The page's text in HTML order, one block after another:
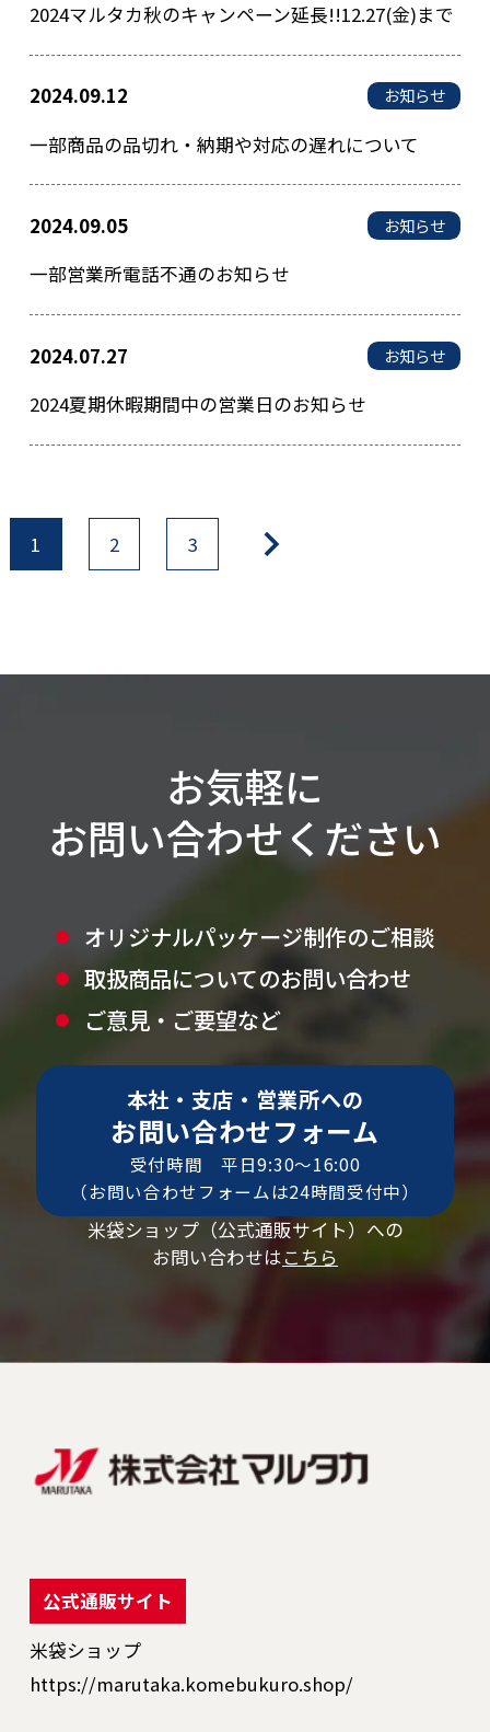
2024マルタカ秋のキャンペーン延長!!12.27(金)まで
2024.09.12 お知らせ
一部商品の品切れ・納期や対応の遅れについて
2024.09.05 お知らせ
一部営業所電話不通のお知らせ
2024.07.27 お知らせ
2024夏期休暇期間中の営業日のお知らせ
1 2 3
お気軽に
お問い合わせください
オリジナルパッケージ制作のご相談
取扱商品についてのお問い合わせ
ご意見・ご要望など
本社・支店・営業所への
お問い合わせフォーム
受付時間 平日9:30〜16:00
（お問い合わせフォームは24時間受付中）
米袋ショップ（公式通販サイト）への
お問い合わせはこちら
公式通販サイト
米袋ショップ
https://marutaka.komebukuro.shop/